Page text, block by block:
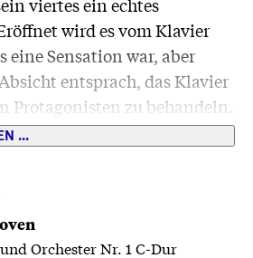
wird es vom Klavier
eine Sensation war, aber
entsprach, das Klavier
Protagonisten zu behandeln.
Konzert unseren
...
Orchester Nr. 1 C-Dur